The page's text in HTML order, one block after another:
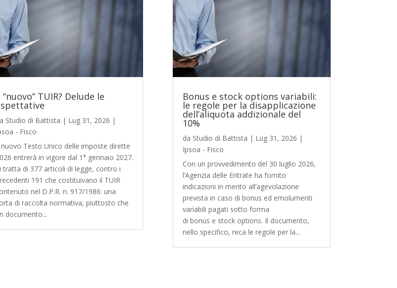
“nuovo” TUIR? Delude le
Studio di Battista | Lug 31, 2026 |
- Fisco
nuovo Testo Unico delle imposte dirette
entrerà in vigore dal 1° gennaio 2027.
tratta di 377 articoli di legge, contro i
191 che costituivano il TUIR
nel D.P.R. n. 917/1986: una
di raccolta normativa, piuttosto che
documento...
Bonus e stock options variabili:
le regole per la disapplicazione
dell’aliquota addizionale del
10%
da Studio di Battista | Lug 31, 2026 |
Ipsoa - Fisco
Con un provvedimento del 30 luglio 2026,
l’Agenzia delle Entrate ha fornito
indicazioni in merito all’agevolazione
prevista in caso di bonus ed emolumenti
variabili pagati sotto forma
di bonus e stock options. Il documento,
nello specifico, reca le regole per la...